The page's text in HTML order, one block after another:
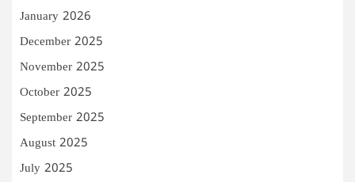
January 2026
December 2025
November 2025
October 2025
September 2025
August 2025
July 2025